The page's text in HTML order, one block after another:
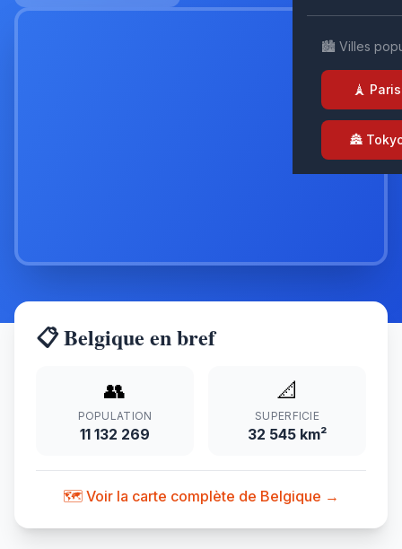
🏙️ Villes
🗼 Paris
🏯
📋 Belgique en bref
👥
POPULATION
11 132 269
📐
SUPERFICIE
32 545 km²
🗺️ Voir la carte complète de Belgique →